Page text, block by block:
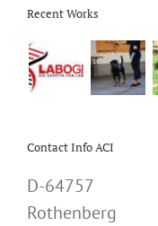
Recent Works
Contact Info ACI
D-64757
Rothenberg